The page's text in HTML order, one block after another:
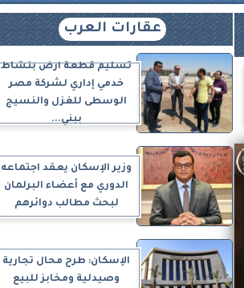
عقارات العرب
تسليم قطعة أرض بنشاط
خدمي إداري لشركة مصر
الوسطى للغزل والنسيج
ببني...
وزير الإسكان يعقد اجتماعه
الدوري مع أعضاء البرلمان
لبحث مطالب دوائرهم
الإسكان: طرح محال تجارية
وصيدلية ومخابز للبيع